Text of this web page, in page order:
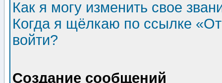
Как я могу изменить свое
Когда я щёлкаю по ссылке
войти?
Создание сообщений